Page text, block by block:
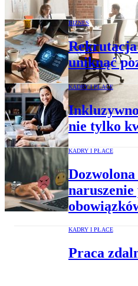
BIZNES
uniknąć
KADRY I PŁACE
nie tylko
KADRY I PŁACE
KADRY I PŁACE
Praca